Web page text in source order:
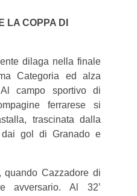
LA COPPA DI
dilaga nella finale
Categoria ed alza
campo sportivo di
ferrarese si
trascinata dalla
gol di Granado e
quando Cazzadore di
avversario. Al 32’